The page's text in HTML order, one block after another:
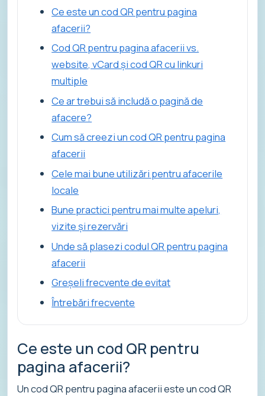
Ce este un cod QR pentru pagina
afacerii?
Cod QR pentru pagina afacerii vs.
website, vCard și cod QR cu linkuri
multiple
Ce ar trebui să includă o pagină de
afacere?
Cum să creezi un cod QR pentru pagina
afacerii
Cele mai bune utilizări pentru afacerile
locale
Bune practici pentru mai multe apeluri,
vizite și rezervări
Unde să plasezi codul QR pentru pagina
afacerii
Greșeli frecvente de evitat
Întrebări frecvente
Ce este un cod QR pentru
pagina afacerii?
Un cod QR pentru pagina afacerii este un cod QR